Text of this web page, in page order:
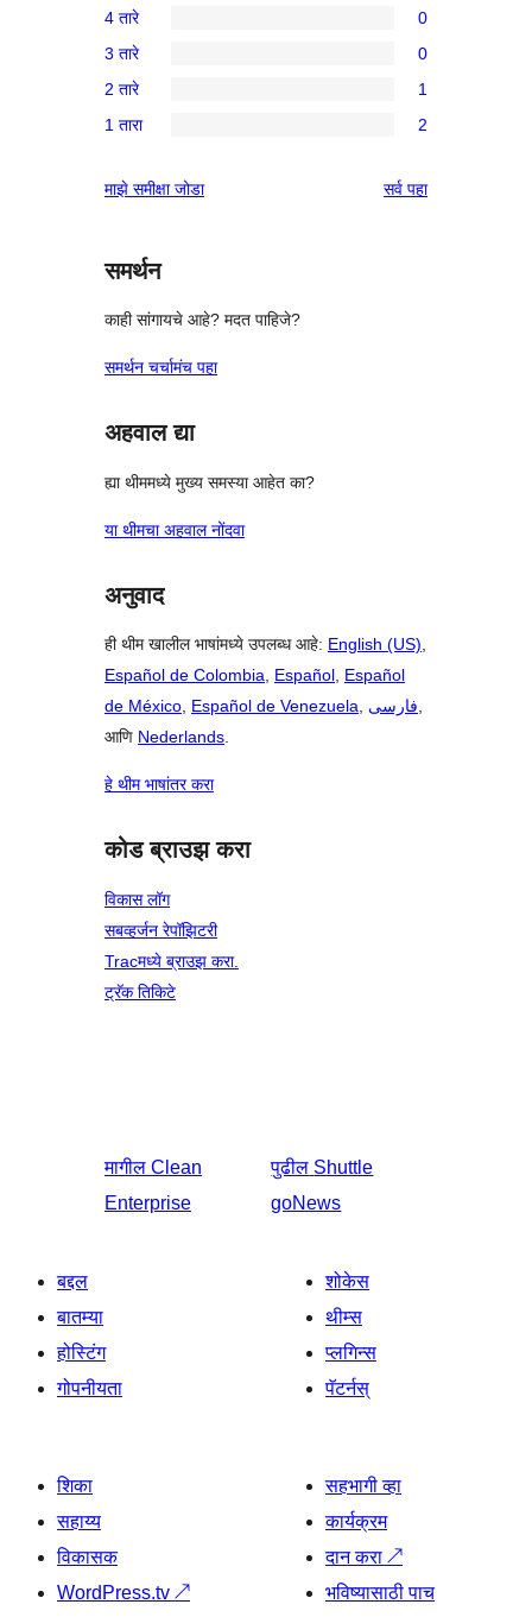
5-
तारांकित
परीक्षणे
4-
तारांकित
परीक्षणे
4 तारे 0
3-
तारांकित
3 तारे 0
2-
पुनरावलोकन
2 तारे 1
तारांकित
1 तारा 2
माझे समीक्षा जोडा सर्वपुनरावलोकने
पहा
समर्थन
काही सांगायचे आहे? मदत पाहिजे?
समर्थन चर्चामंच पहा
अहवाल द्या
ह्या थीममध्ये मुख्य समस्या आहेत का?
या थीमचा अहवाल नोंदवा
अनुवाद
ही थीम खालील भाषांमध्ये उपलब्ध आहे: English (US),
Español de Colombia, Español, Español
de México, Español de Venezuela, فارسی,
आणि Nederlands.
हे थीम भाषांतर करा
कोड ब्राउझ करा
विकास लॉग
सबव्हर्जन रेपॉझिटरी
Tracमध्ये ब्राउझ करा.
ट्रॅक तिकिटे
मागील Clean
Enterprise
पुढील Shuttle
goNews
बद्दल
बातम्या
होस्टिंग
गोपनीयता
शोकेस
थीम्स
प्लगिन्स
पॅटर्नस्
शिका
सहाय्य
विकासक
WordPress.tv ↗
सहभागी व्हा
कार्यक्रम
दान करा ↗
भविष्यासाठी पाच